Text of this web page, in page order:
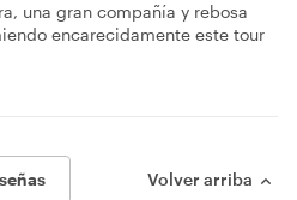
una gran compañía y rebosa
encarecidamente este tour
Volver arriba